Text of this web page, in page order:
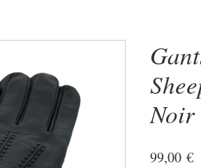
Noir
99,00 €